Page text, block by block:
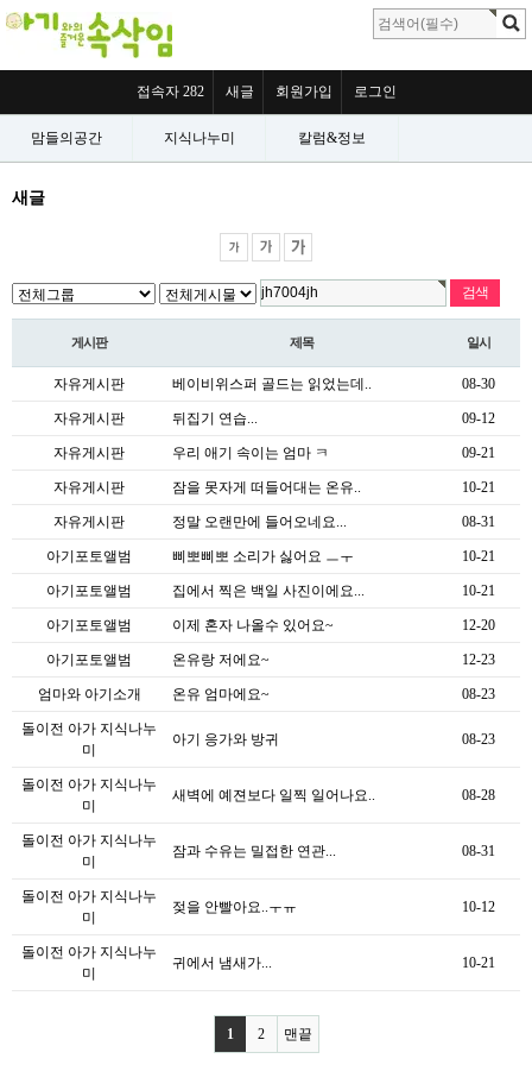
접속자 282 새글 회원가입 로그인
맘들의공간 지식나누미 칼럼&정보
새글
게시판 제목 일시
자유게시판 베이비위스퍼 골드는 읽었는데.. 08-30
자유게시판 뒤집기 연습... 09-12
자유게시판 우리 애기 속이는 엄마 ㅋ 09-21
자유게시판 잠을 못자게 떠들어대는 온유.. 10-21
자유게시판 정말 오랜만에 들어오네요... 08-31
아기포토앨범 삐뽀삐뽀 소리가 싫어요 ㅡㅜ 10-21
아기포토앨범 집에서 찍은 백일 사진이에요... 10-21
아기포토앨범 이제 혼자 나올수 있어요~ 12-20
아기포토앨범 온유랑 저에요~ 12-23
엄마와 아기소개 온유 엄마에요~ 08-23
돌이전 아가 지식나누
미
아기 응가와 방귀 08-23
돌이전 아가 지식나누
미
새벽에 예젼보다 일찍 일어나요.. 08-28
돌이전 아가 지식나누
미
잠과 수유는 밀접한 연관... 08-31
돌이전 아가 지식나누
미
젖을 안빨아요..ㅜㅠ 10-12
돌이전 아가 지식나누
미
귀에서 냄새가... 10-21
1 2 맨끝